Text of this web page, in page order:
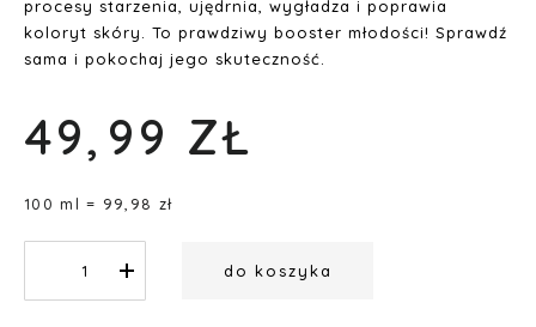
procesy starzenia, ujędrnia, wygładza i poprawia
koloryt skóry. To prawdziwy booster młodości! Sprawdź
sama i pokochaj jego skuteczność.
49, 99 ZŁ
100 ml = 99,98 zł
do koszyka